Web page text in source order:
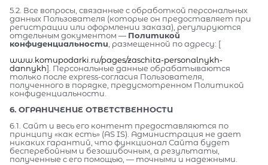
5.2. Все вопросы, связанные с обработкой персональных
данных Пользователя (которые он предоставляет при
регистрации или оформлении заказа), регулируются
отдельным документом — Политикой
конфиденциальности, размещенной по адресу: [
www.komupodarki.ru/pages/zaschita-personalnykh-
dannykh]. Персональные данные обрабатываются
только после express-согласия Пользователя,
полученного в порядке, предусмотренном Политикой
конфиденциальности.
6. ОГРАНИЧЕНИЕ ОТВЕТСТВЕННОСТИ
6.1. Сайт и весь его контент предоставляются по
принципу «как есть» (AS IS). Администрация не дает
никаких гарантий, что функционал Сайта будет
бесперебойным и безошибочным, а результаты,
полученные с его помощью, — точными и надежными.